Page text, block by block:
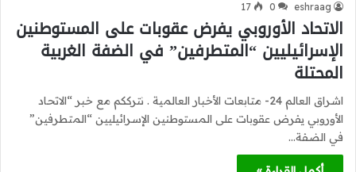
eshraag
0
17
الاتحاد الأوروبي يفرض عقوبات على المستوطنين
الإسرائيليين “المتطرفين” في الضفة الغربية
المحتلة
اشراق العالم 24- متابعات الأخبار العالمية . نترككم مع خبر “الاتحاد
الأوروبي يفرض عقوبات على المستوطنين الإسرائيليين “المتطرفين”
في الضفة…